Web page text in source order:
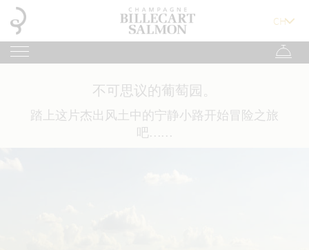
不可思议的葡萄园。
踏上这片杰出风土中的宁静小路开始冒险之旅
吧……